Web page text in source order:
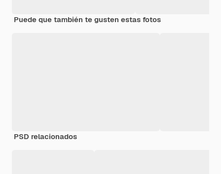
Puede que también te gusten estas fotos
PSD relacionados